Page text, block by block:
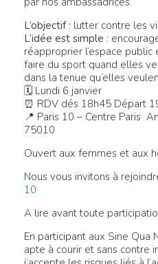
L’objectif: lutter contre les
L’idée est simple :
réapproprier l’espace
faire du sport quand elles
dans la tenue qu’elles
🗓 Lundi 6 janvier
⏰ RDV dés 18h45 Départ
📍 Paris 10 – Centre Paris
75010
Ouvert aux femmes et aux
Nous vous invitons à
10
A lire avant toute
En participant aux Sine Qua
apte à courir et sans contre